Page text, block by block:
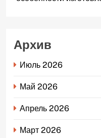
Архив
Июль 2026
Май 2026
Апрель 2026
Март 2026